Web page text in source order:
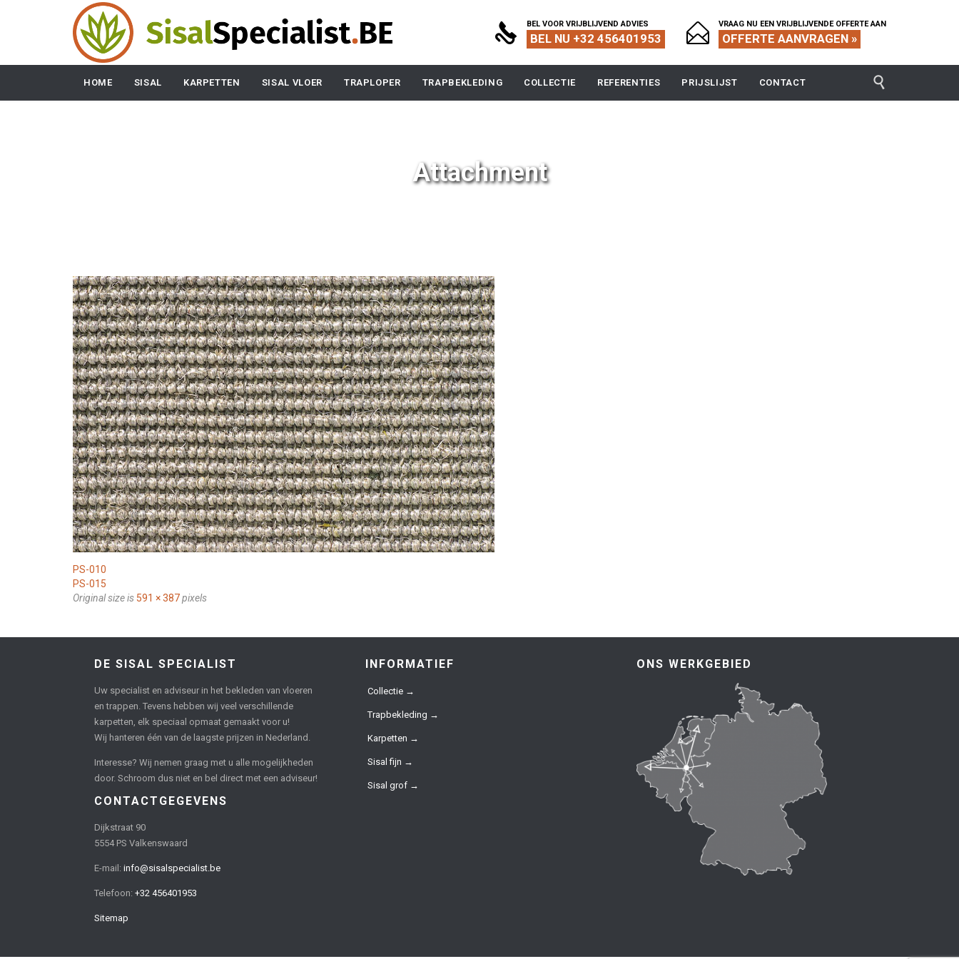
 BEL VOOR VRIJBLIJVEND ADVIES
BEL NU +32 456401953  VRAAG NU EEN VRIJBLIJVENDE OFFERTE AAN
OFFERTE AANVRAGEN »
to
content
HOME SISAL KARPETTEN SISAL VLOER TRAPLOPER TRAPBEKLEDING COLLECTIE REFERENTIES PRIJSLIJST CONTACT 
Attachment
PS-010
PS-015
Original size is 591 × 387pixels
DE SISAL SPECIALIST
Uw specialist en adviseur in het bekleden van vloeren
en trappen. Tevens hebben wij veel verschillende
karpetten, elk speciaal opmaat gemaakt voor u!
Wij hanteren één van de laagste prijzen in Nederland.
Interesse? Wij nemen graag met u alle mogelijkheden
door. Schroom dus niet en bel direct met een adviseur!
CONTACTGEGEVENS
Dijkstraat 90
5554 PS Valkenswaard
E-mail: info@sisalspecialist.be
Telefoon: +32 456401953
Sitemap
INFORMATIEF
Collectie →
Trapbekleding →
Karpetten →
Sisal fijn →
Sisal grof →
ONS WERKGEBIED